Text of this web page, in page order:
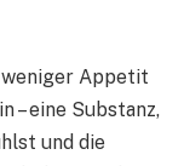
weniger Appetit
– eine Substanz,
und die